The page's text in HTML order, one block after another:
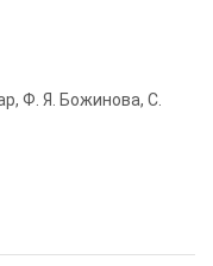
Ф. Я. Божинова, С.